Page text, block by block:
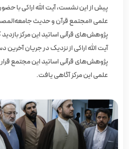
پیش از این نشست، آیت‌ الله اراکی با
علمی «مجتمع قرآن و حدیث
پژوهش‌های قرآنی اساتید این مرکز بازدید
آیت‌ الله اراکی از نزدیک در جریان آخرین
پژوهش‌های قرآنی اساتید این مجتمع قرار
علمی این مرکز آگاهی یافت.